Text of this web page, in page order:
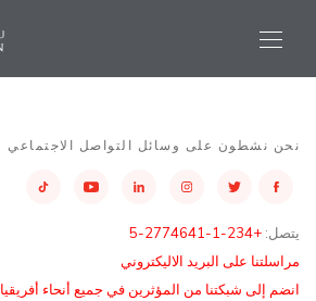
نحن نشطون على وسائل التواصل الاجتماعي
يتصل: +234-1-2774641-5
مراسلتنا على البريد الاليكتروني
انضم إلى شبكتنا من المؤثرين في جميع أنحاء أفريقيا